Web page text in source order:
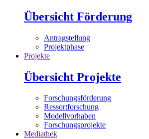
Übersicht Förderung
Antragstellung
Projektphase
Projekte
Übersicht Projekte
Forschungsförderung
Ressortforschung
Modellvorhaben
Forschungsprojekte
Mediathek